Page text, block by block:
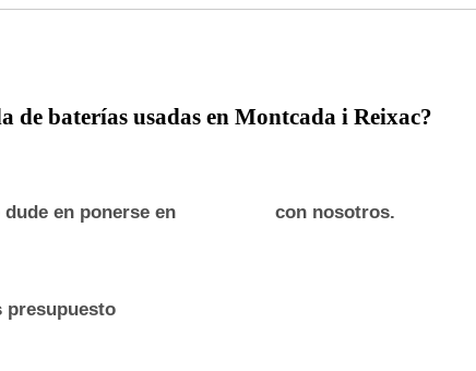
de baterías usadas en Montcada i Reixac?
en ponerse en con nosotros.
presupuesto